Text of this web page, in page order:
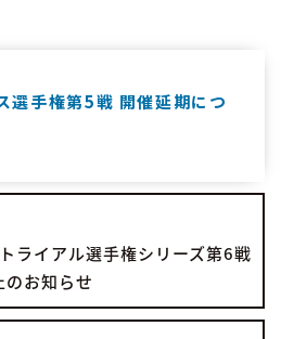
選手権第5戦 開催延期につ
ライアル選手権シリーズ第6戦
お知らせ